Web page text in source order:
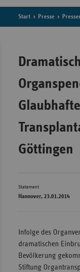
Start Presse
Göttingen
Statement
Hannover, 23.01.2014
Infolge des
dramatischen
Bevölkerung
Stiftung